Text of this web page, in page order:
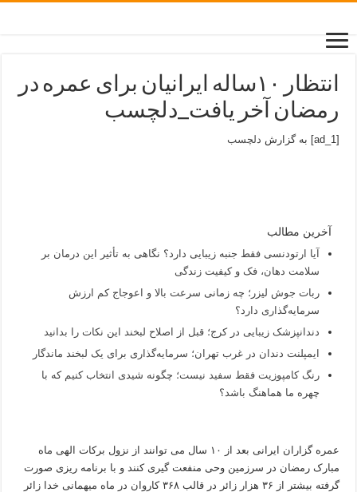
انتظار ۱۰ساله ایرانیان برای عمره در
رمضان آخر یافت_دلچسب
[ad_1] به گزارش دلچسب
آخرین مطالب
آیا ارتودنسی فقط جنبه زیبایی دارد؟ نگاهی به تأثیر این درمان بر
سلامت دهان، فک و کیفیت زندگی
ربات جوش لیزر؛ چه زمانی سرعت بالا و اعوجاج کم ارزش
سرمایه‌گذاری دارد؟
دندانپزشک زیبایی در کرج؛ قبل از اصلاح لبخند این نکات را بدانید
ایمپلنت دندان در غرب تهران؛ سرمایه‌گذاری برای یک لبخند ماندگار
رنگ کامپوزیت فقط سفید نیست؛ چگونه شیدی انتخاب کنیم که با
چهره ما هماهنگ باشد؟
عمره گزاران ایرانی بعد از ۱۰ سال می توانند از نزول برکات الهی ماه
مبارک رمضان در سرزمین وحی منفعت گیری کنند و با برنامه ریزی صورت
گرفته بیشتر از ۳۶ هزار زائر در قالب ۳۶۸ کاروان در ماه میهمانی خدا زائر